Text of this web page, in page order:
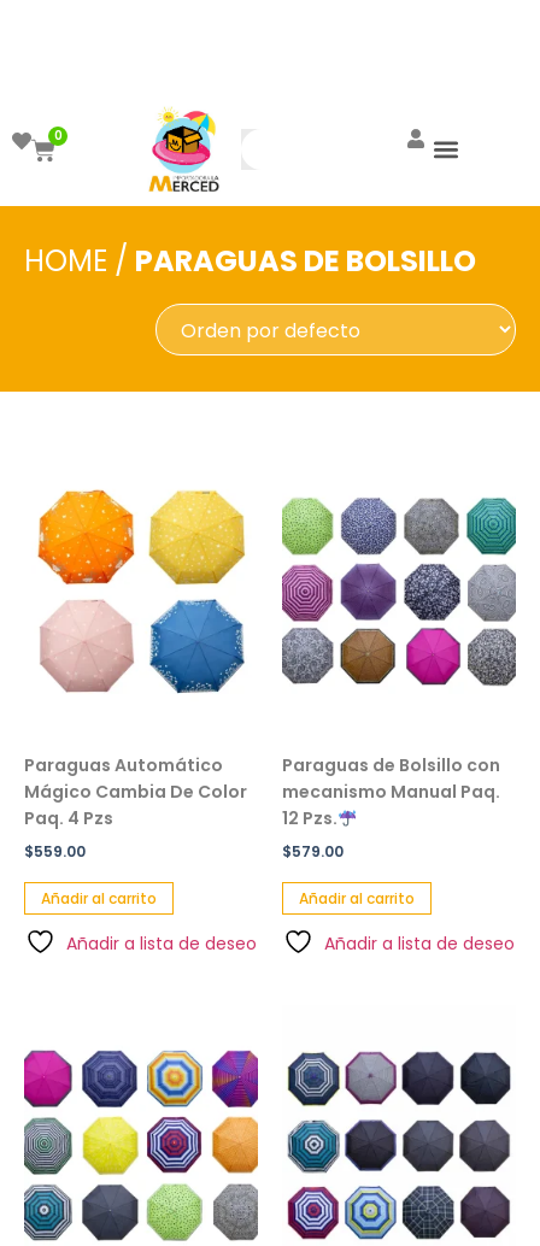
0
HOME / PARAGUAS DE BOLSILLO
Paraguas Automático
Mágico Cambia De Color
Paq. 4 Pzs
$559.00
Añadir al carrito
Añadir a lista de deseo
Paraguas de Bolsillo con
mecanismo Manual Paq.
12 Pzs.
$579.00
Añadir al carrito
Añadir a lista de deseo